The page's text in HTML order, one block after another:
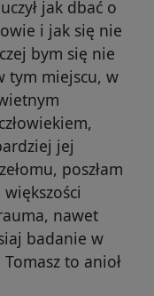
jak dbać o
i jak się nie
bym się nie
tym miejscu, w
jej
poszłam
nawet
badanie w
to anioł